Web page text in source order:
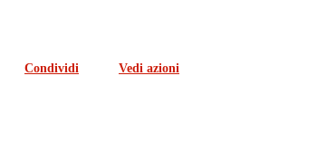
Condividi Vedi azioni